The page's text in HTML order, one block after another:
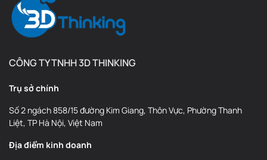
CÔNG TY TNHH 3D THINKING
Trụ sở chính
Số 2 ngách 858/15 đường Kim Giang, Thôn Vực, Phường Thanh
Liệt, TP Hà Nội, Việt Nam
Địa điểm kinh doanh